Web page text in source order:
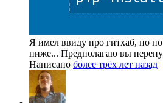
Я имел ввиду про гитхаб, но
ниже... Предполагаю вы
Написано более трёх лет назад